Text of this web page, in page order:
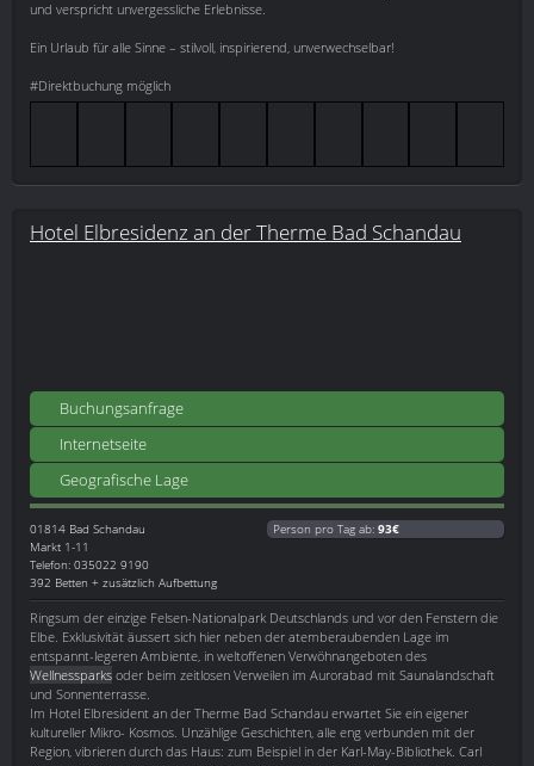
und verspricht unvergessliche Erlebnisse.
Ein Urlaub für alle Sinne – stilvoll, inspirierend, unverwechselbar!
#Direktbuchung möglich
Hotel Elbresidenz an der Therme Bad Schandau
Buchungsanfrage
Internetseite
Geografische Lage
01814 Bad Schandau
Markt 1-11
Telefon: 035022 9190
392 Betten + zusätzlich Aufbettung
Person pro Tag ab: 93€
Ringsum der einzige Felsen-Nationalpark Deutschlands und vor den Fenstern die
Elbe. Exklusivität äussert sich hier neben der atemberaubenden Lage im
entspannt-legeren Ambiente, in weltoffenen Verwöhnangeboten des
Wellnessparks oder beim zeitlosen Verweilen im Aurorabad mit Saunalandschaft
und Sonnenterrasse.
Im Hotel Elbresident an der Therme Bad Schandau erwartet Sie ein eigener
kultureller Mikro- Kosmos. Unzählige Geschichten, alle eng verbunden mit der
Region, vibrieren durch das Haus: zum Beispiel in der Karl-May-Bibliothek. Carl